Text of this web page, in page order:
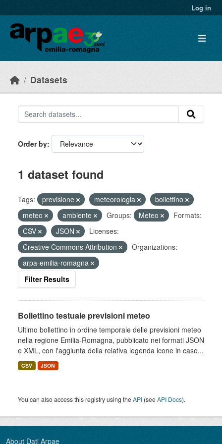
Log in
Datasets
Order by
1 dataset found
Tags: previsione meteorologia
bollettino
meteo
ambiente Groups: Meteo
Formats:
CSV
JSON
Licenses:
Creative Commons Attribution
Organizations:
arpa-emilia-romagna
Filter Results
Bollettino testuale previsioni meteo
Ultimo bollettino in ordine temporale delle previsioni meteo
nella regione Emilia-Romagna, pubblicato nei formati JSON
e XML, con l'aggiunta della relativa legenda icone in caso...
CSV JSON
You can also access this registry using theAPI (seeAPI Docs).
About Dati Arpae